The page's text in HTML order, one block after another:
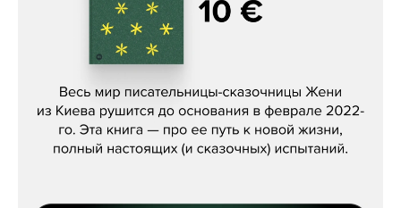
Женя Бережная, «(Не) о войне»